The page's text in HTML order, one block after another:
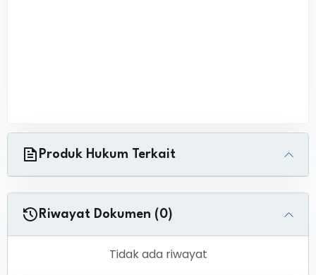
Produk Hukum Terkait
Riwayat Dokumen (0)
Tidak ada riwayat